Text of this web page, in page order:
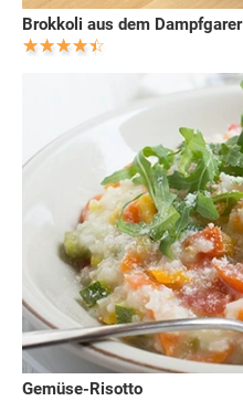
Brokkoli aus dem Dampfgarer
Gemüse-Risotto